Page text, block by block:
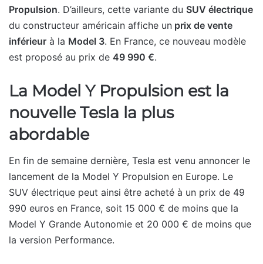
Propulsion. D’ailleurs, cette variante du SUV électrique
du constructeur américain affiche un prix de vente
inférieur à la Model 3. En France, ce nouveau modèle
est proposé au prix de 49 990 €.
La Model Y Propulsion est la
nouvelle Tesla la plus
abordable
En fin de semaine dernière, Tesla est venu annoncer le
lancement de la Model Y Propulsion en Europe. Le
SUV électrique peut ainsi être acheté à un prix de 49
990 euros en France, soit 15 000 € de moins que la
Model Y Grande Autonomie et 20 000 € de moins que
la version Performance.